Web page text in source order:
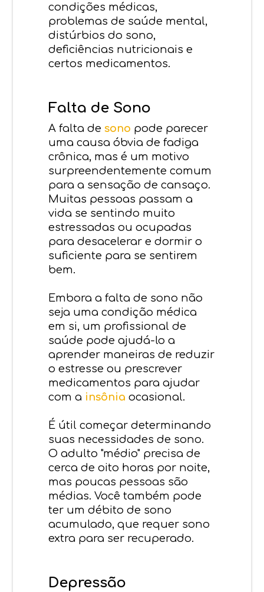
condições médicas,
problemas de saúde mental,
distúrbios do sono,
deficiências nutricionais e
certos medicamentos.
Falta de Sono
A falta desono pode parecer
uma causa óbvia de fadiga
crônica, mas é um motivo
surpreendentemente comum
para a sensação de cansaço.
Muitas pessoas passam a
vida se sentindo muito
estressadas ou ocupadas
para desacelerar e dormir o
suficiente para se sentirem
bem.
Embora a falta de sono não
seja uma condição médica
em si, um profissional de
saúde pode ajudá-lo a
aprender maneiras de reduzir
o estresse ou prescrever
medicamentos para ajudar
com a insônia ocasional.
É útil começar determinando
suas necessidades de sono.
O adulto "médio" precisa de
cerca de oito horas por noite,
mas poucas pessoas são
médias. Você também pode
ter um débito de sono
acumulado, que requer sono
extra para ser recuperado.
Depressão